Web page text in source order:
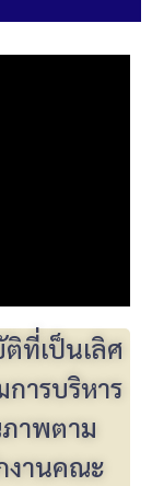
ที่เป็นเลิศ
ารบริหาร
าพตาม
งานคณะ